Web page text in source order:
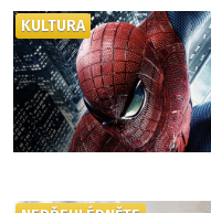
KULTURA